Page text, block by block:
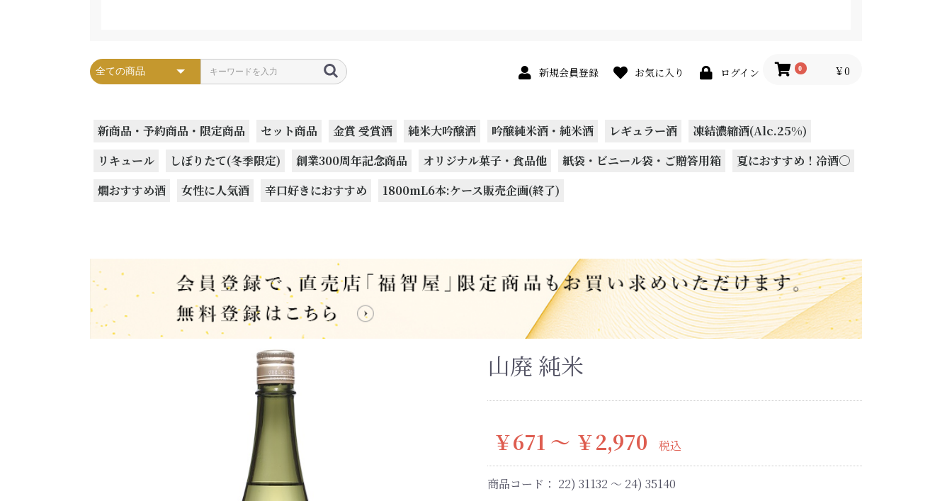
新規会員登録 お気に入り ログイン 0 ￥0
新商品・予約商品・限定商品 セット商品 金賞 受賞酒 純米大吟醸酒 吟醸純米酒・純米酒 レギュラー酒
凍結濃縮酒(Alc.25%)
リキュール
しぼりたて(冬季限定) 創業300周年記念商品 オリジナル菓子・食品他 紙袋・ビニール袋・ご贈答用箱
夏におすすめ！冷酒〇
燗おすすめ酒
女性に人気酒 辛口好きにおすすめ 1800mL6本:ケース販売企画(終了)
山廃 純米
￥671 ～ ￥2,970 税込
商品コード： 22) 31132 ～ 24) 35140